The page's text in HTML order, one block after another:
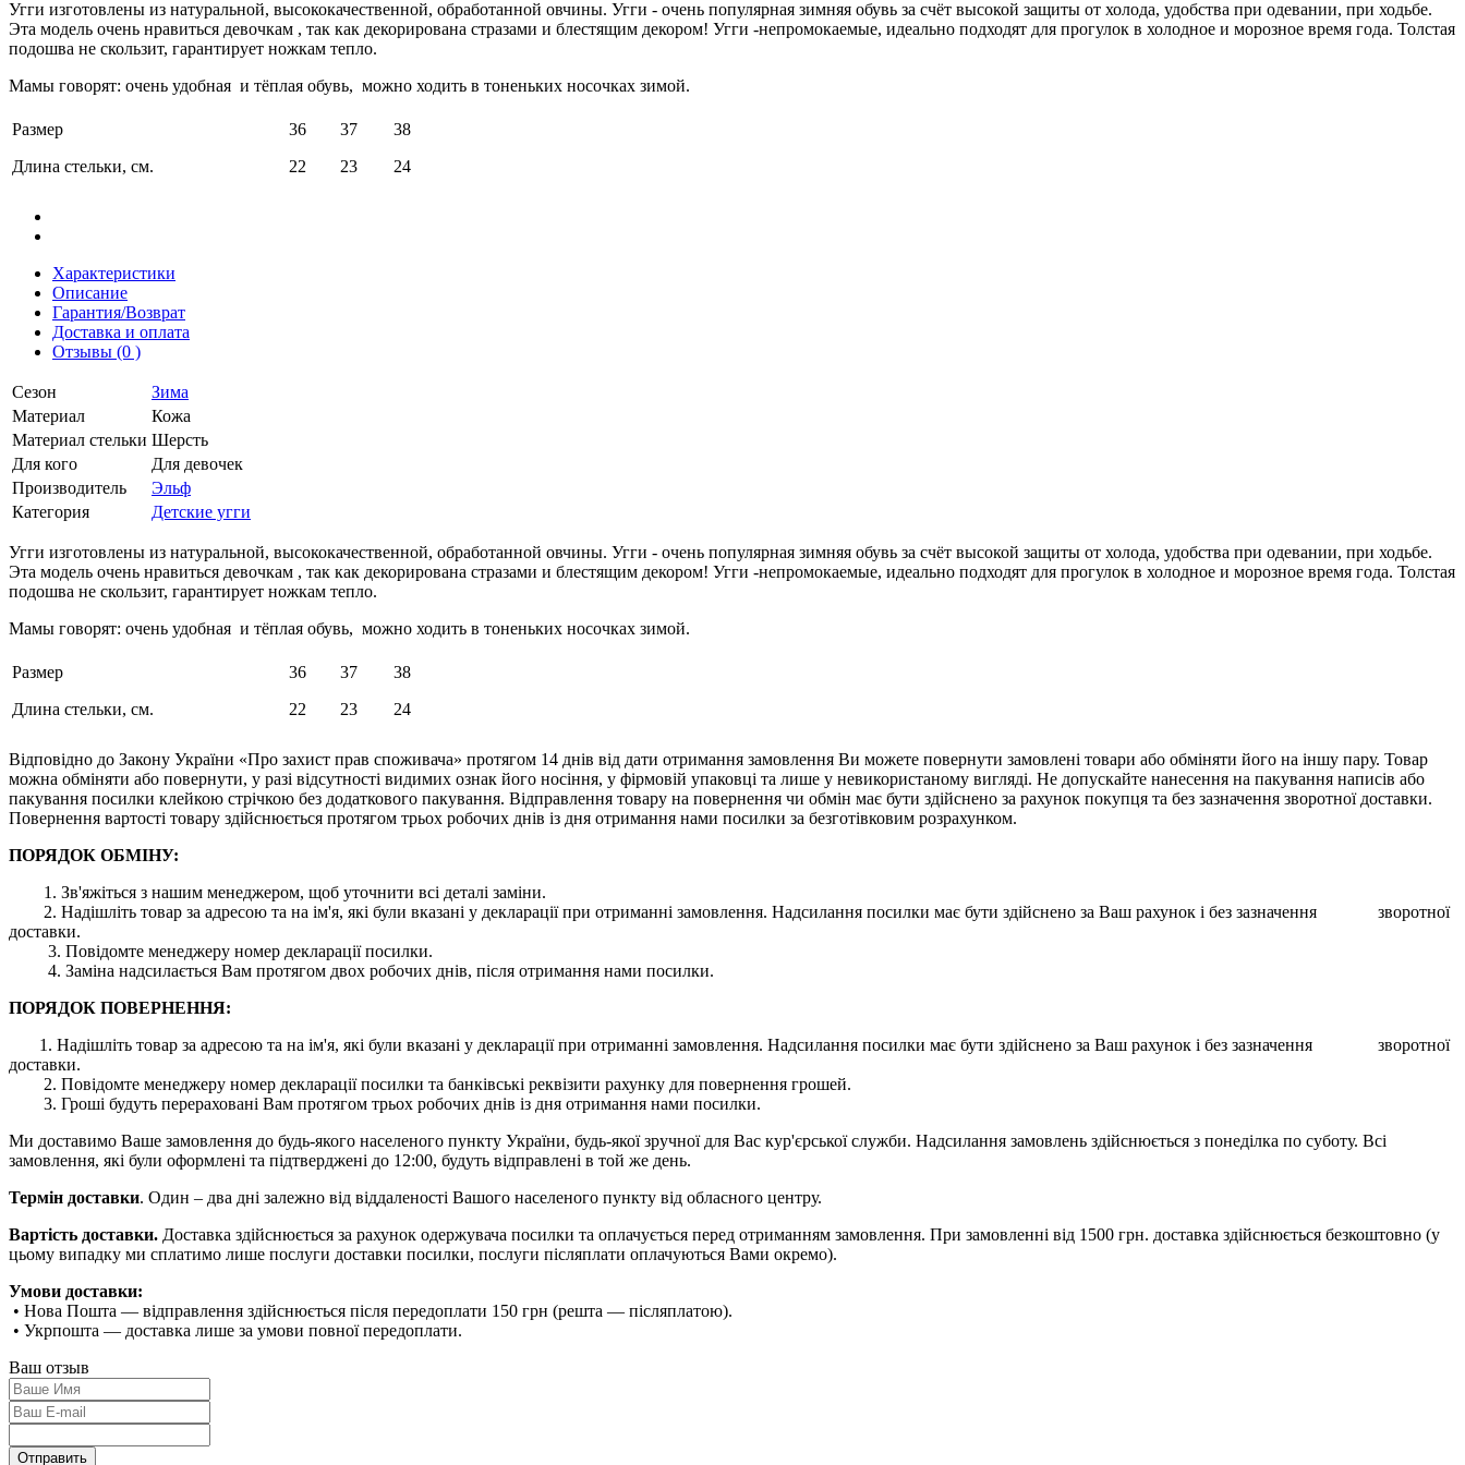
Угги изготовлены из натуральной, высококачественной, обработанной овчины. Угги - очень популярная зимняя обувь за счёт высокой защиты от холода, удобства при одевании, при ходьбе.
Эта модель очень нравиться девочкам , так как декорирована стразами и блестящим декором! Угги -непромокаемые, идеально подходят для прогулок в холодное и морозное время года. Толстая
подошва не скользит, гарантирует ножкам тепло.
Мамы говорят: очень удобная и тёплая обувь, можно ходить в тоненьких носочках зимой.
Размер 36 37
38
Длина стельки, см.
22 23 24
Характеристики
Описание
Гарантия/Возврат
Доставка и оплата
Отзывы (0 )
Сезон
Зима
Материал
Кожа
Материал стельки Шерсть
Для кого
Для девочек
Производитель
Эльф
Категория
Детские угги
Угги изготовлены из натуральной, высококачественной, обработанной овчины. Угги - очень популярная зимняя обувь за счёт высокой защиты от холода, удобства при одевании, при ходьбе.
Эта модель очень нравиться девочкам , так как декорирована стразами и блестящим декором! Угги -непромокаемые, идеально подходят для прогулок в холодное и морозное время года. Толстая
подошва не скользит, гарантирует ножкам тепло.
Мамы говорят: очень удобная и тёплая обувь, можно ходить в тоненьких носочках зимой.
Размер 36 37
38
Длина стельки, см.
22 23 24
Відповідно до Закону України «Про захист прав споживача» протягом 14 днів від дати отримання замовлення Ви можете повернути замовлені товари або обміняти його на іншу пару. Товар
можна обміняти або повернути, у разі відсутності видимих ​​ознак його носіння, у фірмовій упаковці та лише у невикористаному вигляді. Не допускайте нанесення на пакування написів або
пакування посилки клейкою стрічкою без додаткового пакування. Відправлення товару на повернення чи обмін має бути здійснено за рахунок покупця та без зазначення зворотної доставки.
Повернення вартості товару здійснюється протягом трьох робочих днів із дня отримання нами посилки за безготівковим розрахунком.
ПОРЯДОК ОБМІНУ:
1. Зв'яжіться з нашим менеджером, щоб уточнити всі деталі заміни.
2. Надішліть товар за адресою та на ім'я, які були вказані у декларації при отриманні замовлення. Надсилання посилки має бути здійснено за Ваш рахунок і без зазначення зворотної
доставки.
3. Повідомте менеджеру номер декларації посилки.
4. Заміна надсилається Вам протягом двох робочих днів, після отримання нами посилки.
ПОРЯДОК ПОВЕРНЕННЯ:
1. Надішліть товар за адресою та на ім'я, які були вказані у декларації при отриманні замовлення. Надсилання посилки має бути здійснено за Ваш рахунок і без зазначення зворотної
доставки.
2. Повідомте менеджеру номер декларації посилки та банківські реквізити рахунку для повернення грошей.
3. Гроші будуть перераховані Вам протягом трьох робочих днів із дня отримання нами посилки.
Ми доставимо Ваше замовлення до будь-якого населеного пункту України, будь-якої зручної для Вас кур'єрської служби. Надсилання замовлень здійснюється з понеділка по суботу. Всі
замовлення, які були оформлені та підтверджені до 12:00, будуть відправлені в той же день.
Термін доставки. Один – два дні залежно від віддаленості Вашого населеного пункту від обласного центру.
Вартість доставки. Доставка здійснюється за рахунок одержувача посилки та оплачується перед отриманням замовлення. При замовленні від 1500 грн. доставка здійснюється безкоштовно (у
цьому випадку ми сплатимо лише послуги доставки посилки, послуги післяплати оплачуються Вами окремо).
Умови доставки:
• Нова Пошта — відправлення здійснюється після передоплати 150 грн (решта — післяплатою).
• Укрпошта — доставка лише за умови повної передоплати.
Ваш отзыв